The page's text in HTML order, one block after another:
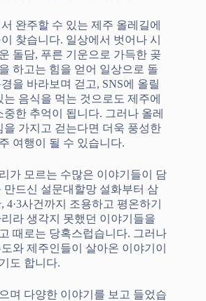
완주할 수 있는 제주 올레길에
찾습니다. 일상에서 벗어나 시
돌담, 푸른 기운으로 가득한 곶
하고는 힘을 얻어 일상으로 돌
을 바라보며 걷고, SNS에 올릴
음식을 먹는 것으로도 제주에
한 추억이 됩니다. 그러나 올레
을 가지고 걷는다면 더욱 풍성한
여행이 될 수 있습니다.
가 모르는 수많은 이야기들이 담
만드신 설문대할망 설화부터 삼
4·3사건까지 조용하고 평온하기
라 생각지 못했던 이야기들을
때로는 당혹스럽습니다. 그러나
와 제주인들이 살아온 이야기이
도 합니다.
며 다양한 이야기를 보고 들었습